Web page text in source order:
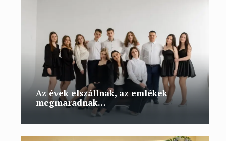
Az évek elszállnak, az emlékek
megmaradnak…